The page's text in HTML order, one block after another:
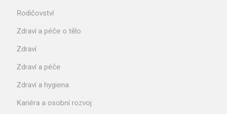
Rodičovství
Zdraví a péče o tělo
Zdraví
Zdraví a péče
Zdraví a hygiena
Kariéra a osobní rozvoj